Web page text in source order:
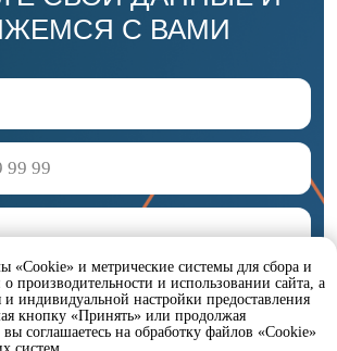
«Cookie» и метрические системы для сбора и
производительности и использовании сайта, а
индивидуальной настройки предоставления
кнопку «Принять» или продолжая
вы соглашаетесь на обработку файлов «Cookie»